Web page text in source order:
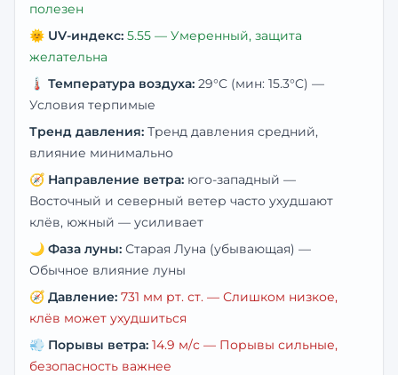
полезен
🌞 UV-индекс: 5.55 — Умеренный, защита
желательна
🌡️ Температура воздуха: 29°C (мин: 15.3°C) —
Условия терпимые
Тренд давления: Тренд давления средний,
влияние минимально
🧭 Направление ветра: юго-западный —
Восточный и северный ветер часто ухудшают
клёв, южный — усиливает
🌙 Фаза луны: Старая Луна (убывающая) —
Обычное влияние луны
🧭 Давление: 731 мм рт. ст. — Слишком низкое,
клёв может ухудшиться
💨 Порывы ветра: 14.9 м/с — Порывы сильные,
безопасность важнее